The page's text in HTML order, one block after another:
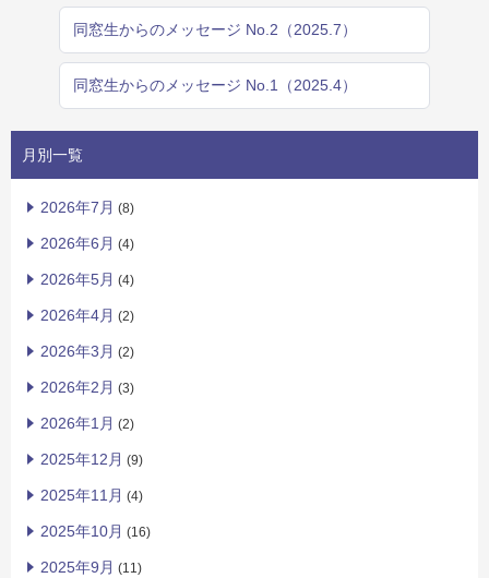
同窓生からのメッセージ No.2（2025.7）
同窓生からのメッセージ No.1（2025.4）
月別一覧
2026年7月 (8)
2026年6月 (4)
2026年5月 (4)
2026年4月 (2)
2026年3月 (2)
2026年2月 (3)
2026年1月 (2)
2025年12月 (9)
2025年11月 (4)
2025年10月 (16)
2025年9月 (11)